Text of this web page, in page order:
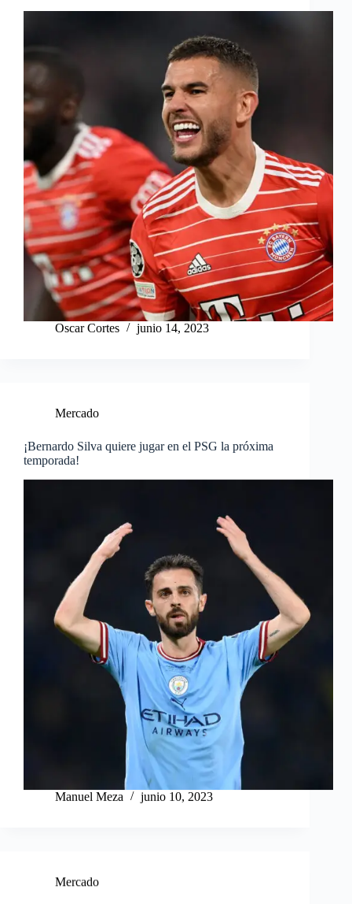
Oscar Cortes junio 14, 2023
Mercado
¡Bernardo Silva quiere jugar en el PSG la próxima
temporada!
Manuel Meza junio 10, 2023
Mercado